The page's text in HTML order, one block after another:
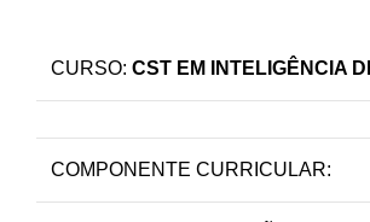
CURSO: CST EM INTELIGÊNCIA
COMPONENTE CURRICULAR: